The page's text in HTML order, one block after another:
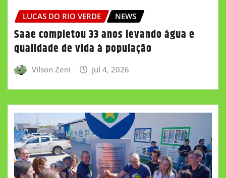
LUCAS DO RIO VERDE NEWS
Saae completou 33 anos levando água e
qualidade de vida à população
Vilson Zeni jul 4, 2026